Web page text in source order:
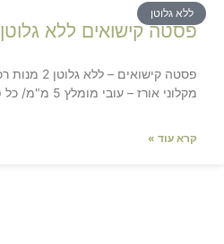
ללא גלוטן
פסטה קישואים ללא גלוטן
מקלוני אורז – עובי מומלץ 5 מ"מ/ כל פסטה
קרא עוד »